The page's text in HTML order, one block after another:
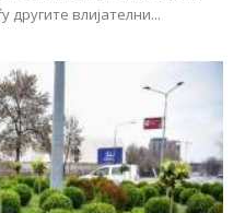
другите влијателни...